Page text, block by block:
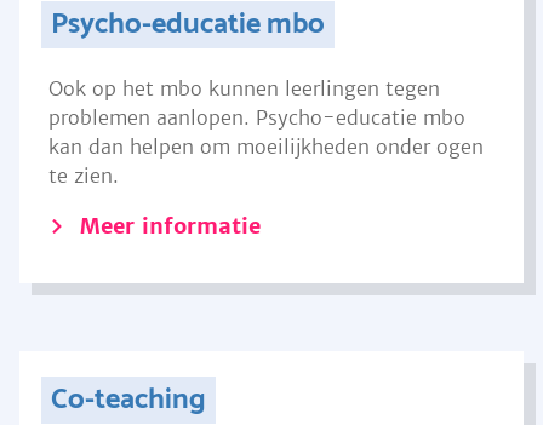
Psycho-educatie mbo
Ook op het mbo kunnen leerlingen tegen
problemen aanlopen. Psycho-educatie mbo
kan dan helpen om moeilijkheden onder ogen
te zien.
Meer informatie
Co-teaching